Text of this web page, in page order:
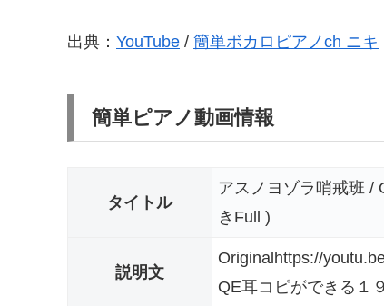
出典： YouTube / 簡単ボカロピアノch ニキ
簡単ピアノ動画情報
タイトル
アスノヨゾラ哨戒班 /
きFull )
説明文
Originalhttps://
QE耳コピができる１